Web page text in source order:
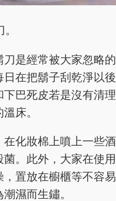
刀是經常被大家忽略
日在把鬍子刮乾淨以
下巴死皮若是沒有清
床。
在化妝棉上噴上一些
菌。此外，大家在使
，置放在櫥櫃等不容
濕而生鏽。